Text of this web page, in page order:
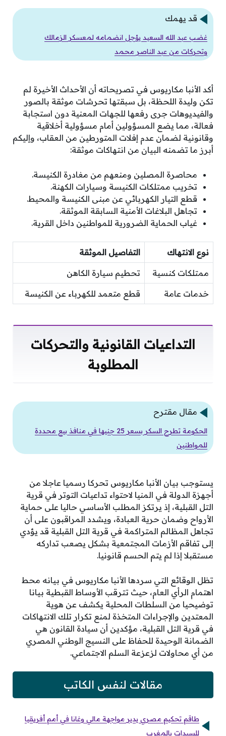
قد يهمك
غضب عبد الله السعيد يؤجل انضمامه لمعسكر الزمالك
وتحركات من عبد الناصر محمد
أكد الأنبا مكاريوس في تصريحاته أن الأحداث الأخيرة لم
تكن وليدة اللحظة، بل سبقتها تحرشات موثقة بالصور
والفيديوهات جرى رفعها للجهات المعنية دون استجابة
فعالة، مما يضع المسؤولين أمام مسؤولية أخلاقية
وقانونية لضمان عدم إفلات المتورطين من العقاب، وإليكم
أبرز ما تضمنه البيان من انتهاكات موثقة:
محاصرة المصلين ومنعهم من مغادرة الكنيسة.
تخريب ممتلكات الكنيسة وسيارات الكهنة.
قطع التيار الكهربائي عن مبنى الكنيسة والمحيط.
تجاهل البلاغات الأمنية السابقة الموثقة.
غياب الحماية الضرورية للمواطنين داخل القرية.
نوع الانتهاك التفاصيل الموثقة
ممتلكات كنسية تحطيم سيارة الكاهن
خدمات عامة قطع متعمد للكهرباء عن الكنيسة
التداعيات القانونية والتحركات
المطلوبة
مقال مقترح
الحكومة تطرح السكر بسعر 25 جنيها في منافذ بيع محددة
للمواطنين
يستوجب بيان الأنبا مكاريوس تحركا رسميا عاجلا من
أجهزة الدولة في المنيا لاحتواء تداعيات التوتر في قرية
التل القبلية، إذ يرتكز المطلب الأساسي حاليا على حماية
الأرواح وضمان حرية العبادة، ويشدد المراقبون على أن
تجاهل المظالم المتراكمة في قرية التل القبلية قد يؤدي
إلى تفاقم الأزمات المجتمعية بشكل يصعب تداركه
مستقبلا إذا لم يتم الحسم قانونيا.
تظل الوقائع التي سردها الأنبا مكاريوس في بيانه محط
اهتمام الرأي العام، حيث تترقب الأوساط القبطية بيانا
توضيحيا من السلطات المحلية يكشف عن هوية
المعتدين والإجراءات المتخذة لمنع تكرار تلك الانتهاكات
في قرية التل القبلية، مؤكدين أن سيادة القانون هي
الضمانة الوحيدة للحفاظ على النسيج الوطني المصري
من أي محاولات لزعزعة السلم الاجتماعي.
مقالات لنفس الكاتب
طاقم تحكيم مصري يدير مواجهة مالي وغانا في أمم أفريقيا
للسيدات بالمغرب